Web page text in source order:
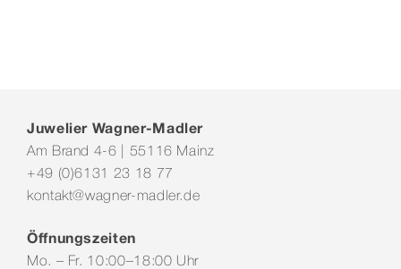
Juwelier Wagner-Madler
Am Brand 4-6 | 55116 Mainz
+49 (0)6131 23 18 77
kontakt@wagner-madler.de
Öffnungszeiten
Mo. – Fr. 10:00–18:00 Uhr